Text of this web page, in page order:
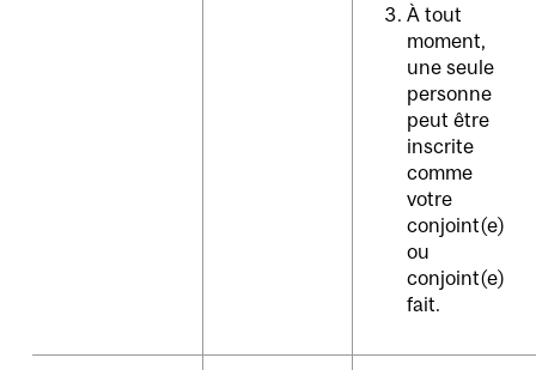
À tout
moment,
une seule
personne
peut être
inscrite
comme
votre
conjoint(e)
ou
conjoint(e)
fait.